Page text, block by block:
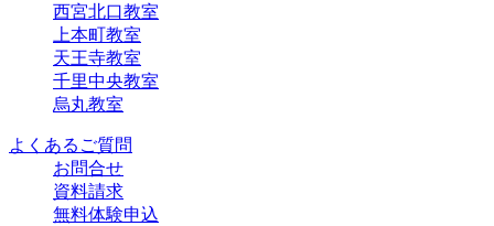
西宮北口教室
上本町教室
天王寺教室
千里中央教室
烏丸教室
よくあるご質問
お問合せ
資料請求
無料体験申込